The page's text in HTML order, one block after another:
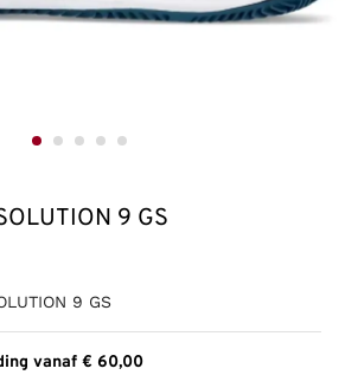
9 GS
9 GS
vanaf € 60,00